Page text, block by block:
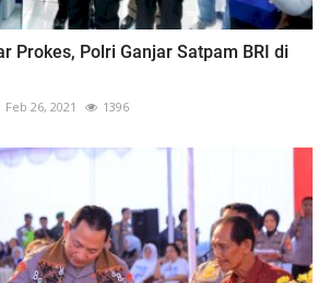
Prokes, Polri Ganjar Satpam BRI di
Feb 26, 2021 1396